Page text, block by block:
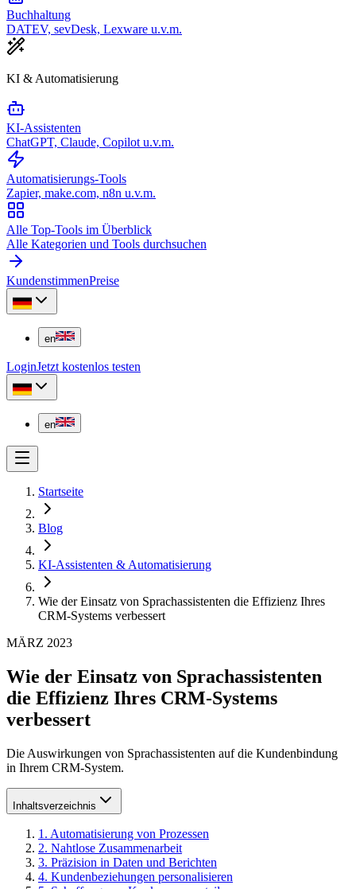
Buchhaltung
DATEV, sevDesk, Lexware u.v.m.
KI & Automatisierung
KI-Assistenten
ChatGPT, Claude, Copilot u.v.m.
Automatisierungs-Tools
Zapier, make.com, n8n u.v.m.
Alle Top-Tools im Überblick
Alle Kategorien und Tools durchsuchen
KundenstimmenPreise
en
LoginJetzt kostenlos testen
en
Startseite
Blog
KI-Assistenten & Automatisierung
Wie der Einsatz von Sprachassistenten die Effizienz Ihres
CRM-Systems verbessert
MÄRZ 2023
Wie der Einsatz von Sprachassistenten
die Effizienz Ihres CRM-Systems
verbessert
Die Auswirkungen von Sprachassistenten auf die Kundenbindung
in Ihrem CRM-System.
Inhaltsverzeichnis
1 . Automatisierung von Prozessen
2. Nahtlose Zusammenarbeit
3. Präzision in Daten und Berichten
4. Kundenbeziehungen personalisieren